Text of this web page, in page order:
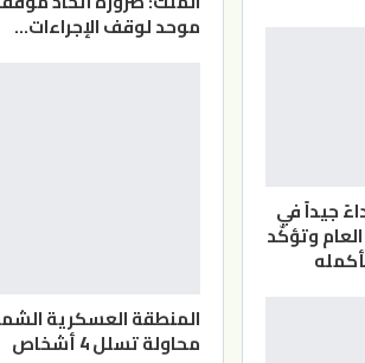
جيداً في
وتؤكّد
موحد لوقف الإجراءات…
المنطقة العسكرية
محاولة تسلل 4 أشخاص